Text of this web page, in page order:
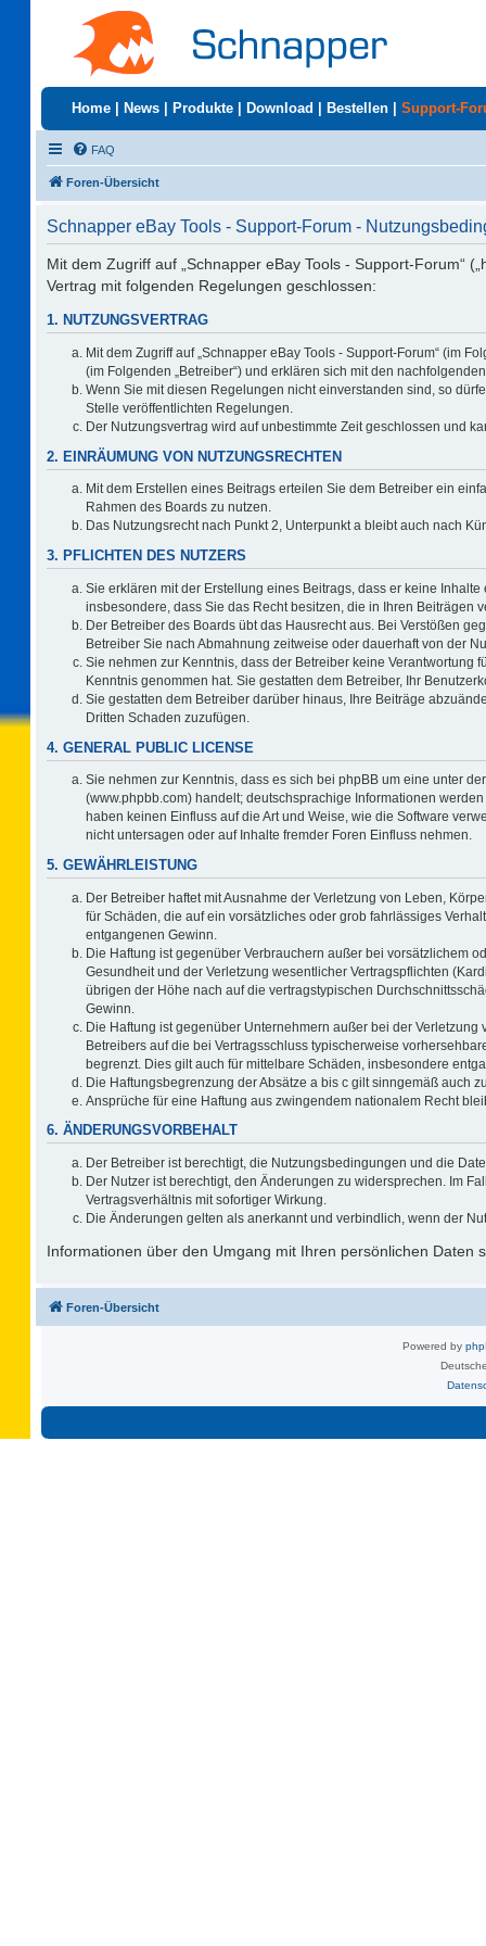
Home News Produkte Download Bestellen Support-
FAQ
Foren-Übersicht
Schnapper eBay Tools - Support-Forum -
Mit dem Zugriff auf „Schnapper eBay Tools - Support-Forum“
Vertrag mit folgenden Regelungen geschlossen:
1. NUTZUNGSVERTRAG
Mit dem Zugriff auf „Schnapper eBay Tools - Support-Forum“ (im
(im Folgenden „Betreiber“) und erklären sich mit den
Wenn Sie mit diesen Regelungen nicht einverstanden sind, so
Stelle veröffentlichten Regelungen.
Der Nutzungsvertrag wird auf unbestimmte Zeit geschlossen und
2. EINRÄUMUNG VON NUTZUNGSRECHTEN
Mit dem Erstellen eines Beitrags erteilen Sie dem Betreiber ein
Rahmen des Boards zu nutzen.
Das Nutzungsrecht nach Punkt 2, Unterpunkt a bleibt auch nach
3. PFLICHTEN DES NUTZERS
Sie erklären mit der Erstellung eines Beitrags, dass er keine
insbesondere, dass Sie das Recht besitzen, die in Ihren Beiträgen
Der Betreiber des Boards übt das Hausrecht aus. Bei Verstößen
Betreiber Sie nach Abmahnung zeitweise oder dauerhaft von der
Sie nehmen zur Kenntnis, dass der Betreiber keine Verantwortung
Kenntnis genommen hat. Sie gestatten dem Betreiber, Ihr
Sie gestatten dem Betreiber darüber hinaus, Ihre Beiträge
Dritten Schaden zuzufügen.
4. GENERAL PUBLIC LICENSE
Sie nehmen zur Kenntnis, dass es sich bei phpBB um eine unter der
(www.phpbb.com) handelt; deutschsprachige Informationen
haben keinen Einfluss auf die Art und Weise, wie die Software
nicht untersagen oder auf Inhalte fremder Foren Einfluss nehmen.
5. GEWÄHRLEISTUNG
Der Betreiber haftet mit Ausnahme der Verletzung von Leben,
für Schäden, die auf ein vorsätzliches oder grob fahrlässiges
entgangenen Gewinn.
Die Haftung ist gegenüber Verbrauchern außer bei vorsätzlichem
Gesundheit und der Verletzung wesentlicher Vertragspflichten
übrigen der Höhe nach auf die vertragstypischen
Gewinn.
Die Haftung ist gegenüber Unternehmern außer bei der
Betreibers auf die bei Vertragsschluss typischerweise
begrenzt. Dies gilt auch für mittelbare Schäden, insbesondere
Die Haftungsbegrenzung der Absätze a bis c gilt sinngemäß auch
Ansprüche für eine Haftung aus zwingendem nationalem Recht
6. ÄNDERUNGSVORBEHALT
Der Betreiber ist berechtigt, die Nutzungsbedingungen und die
Der Nutzer ist berechtigt, den Änderungen zu widersprechen. Im
Vertragsverhältnis mit sofortiger Wirkung.
Die Änderungen gelten als anerkannt und verbindlich, wenn der
Informationen über den Umgang mit Ihren persönlichen Daten
Foren-Übersicht
Powered by